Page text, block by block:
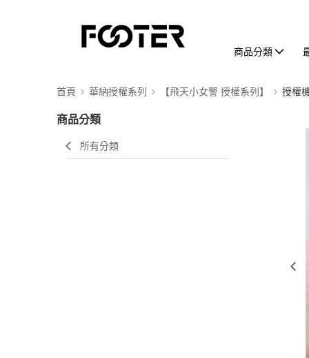
商品分類
首頁 華納授權系列 【飛天小女警 授權系列】 授權
商品分類
所有分類